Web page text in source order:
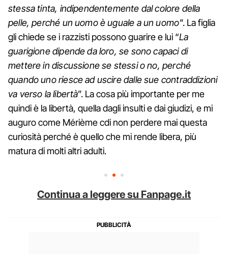
stessa tinta, indipendentemente dal colore della
pelle, perché un uomo è uguale a un uomo". La figlia
gli chiede se i razzisti possono guarire e lui “La
guarigione dipende da loro, se sono capaci di
mettere in discussione se stessi o no, perché
quando uno riesce ad uscire dalle sue contraddizioni
va verso la libertà”. La cosa più importante per me
quindi è la libertà, quella dagli insulti e dai giudizi, e mi
auguro come Mérième cdi non perdere mai questa
curiosità perché è quello che mi rende libera, più
matura di molti altri adulti.
Continua a leggere su Fanpage.it